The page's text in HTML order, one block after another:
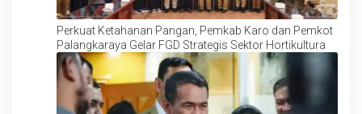
Perkuat Ketahanan Pangan, Pemkab Karo dan Pemkot
Palangkaraya Gelar FGD Strategis Sektor Hortikultura